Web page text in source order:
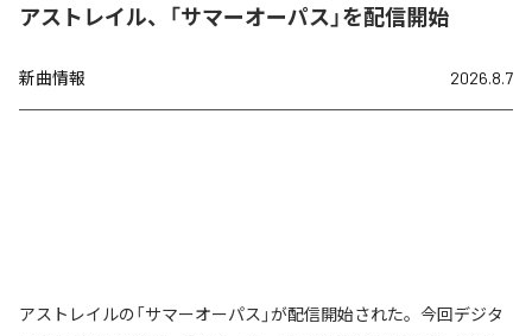
アストレイル、「サマーオーパス」を配信開始
新曲情報 2026.8.7
アストレイルの「サマーオーパス」が配信開始された。今回デジタ